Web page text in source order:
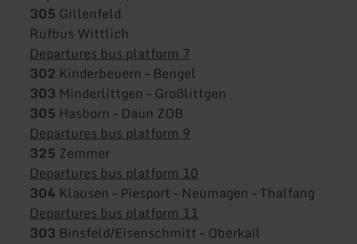
305 Gillenfeld
Rufbus Wittlich
Departures bus platform 7
302 Kinderbeuern – Bengel
303 Minderlittgen – Großlittgen
305 Hasborn – Daun ZOB
Departures bus platform 9
325 Zemmer
Departures bus platform 10
304 Klausen – Piesport – Neumagen – Thalfang
Departures bus platform 11
303 Binsfeld/Eisenschmitt – Oberkail